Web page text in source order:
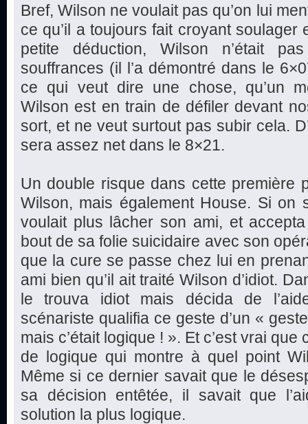
Bref, Wilson ne voulait pas qu’on lui
ce qu’il a toujours fait croyant soulager
petite déduction, Wilson n’était
souffrances (il l’a démontré dans le
ce qui veut dire une chose, qu’un
Wilson est en train de défiler devant
sort, et ne veut surtout pas subir cela.
sera assez net dans le 8×21.
Un double risque dans cette première
Wilson, mais également House. Si on
voulait plus lâcher son ami, et
bout de sa folie suicidaire avec son
que la cure se passe chez lui en
ami bien qu’il ait traité Wilson d’idiot.
le trouva idiot mais décida de
scénariste qualifia ce geste d’un «
mais c’était logique ! ». Et c’est vrai que
de logique qui montre à quel point
Même si ce dernier savait que le
sa décision entêtée, il savait que
solution la plus logique.